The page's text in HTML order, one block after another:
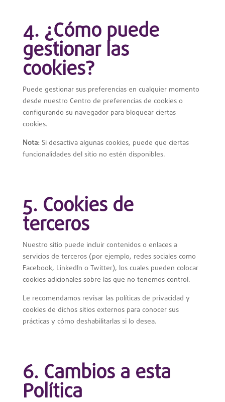
4. ¿Cómo puede
gestionar las
cookies?
Puede gestionar sus preferencias en cualquier momento
desde nuestro Centro de preferencias de cookies o
configurando su navegador para bloquear ciertas
cookies.
Nota:Si desactiva algunas cookies, puede que ciertas
funcionalidades del sitio no estén disponibles.
5. Cookies de
terceros
Nuestro sitio puede incluir contenidos o enlaces a
servicios de terceros (por ejemplo, redes sociales como
Facebook, LinkedIn o Twitter), los cuales pueden colocar
cookies adicionales sobre las que no tenemos control.
Le recomendamos revisar las políticas de privacidad y
cookies de dichos sitios externos para conocer sus
prácticas y cómo deshabilitarlas si lo desea.
6. Cambios a esta
Política